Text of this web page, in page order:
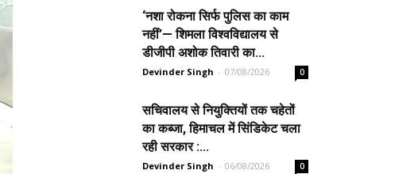
‘नशा रोकना सिर्फ पुलिस का काम
नहीं’— शिमला विश्वविद्यालय से
डीजीपी अशोक तिवारी का...
Devinder Singh - 07/08/2026 0
सचिवालय से नियुक्तियों तक चहेतों
का कब्जा, हिमाचल में सिंडिकेट चला
रही सरकार :...
Devinder Singh - 06/08/2026 0